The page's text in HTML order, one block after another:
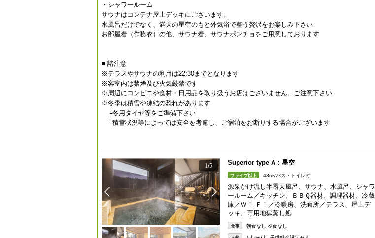
・シャワールーム
サウナはコンテナ屋上デッキにございます。
水風呂だけでなく、満天の星空のもと外気浴で整う贅沢をお楽しみ下さい
お部屋着（作務衣）の他、サウナ着、サウナポンチョをご用意しております
■ 諸注意
※テラスやサウナの利用は22:30までとなります
※客室内は禁煙及び火気厳禁です
※周辺にコンビニや食材・日用品を取り扱うお店はございません。ご注意下さい
※冬季は積雪や凍結の恐れがあります
└冬用タイヤ等をご準備下さい
└積雪状況等によっては安全を考慮し、ご宿泊をお断りする場合がございます
1/5 Superior type A：星空
ファイブ以上 48m²/バス・トイレ付
源泉かけ流し半露天風呂、サウナ、水風呂、シャワ
ールーム／キッチン、ＢＢＱ器材、調理器材、冷蔵
庫／Ｗｉ-Ｆｉ／冷暖房、洗面所／テラス、屋上デ
ッキ、専用地獄蒸し処
食事 朝食なし 夕食なし